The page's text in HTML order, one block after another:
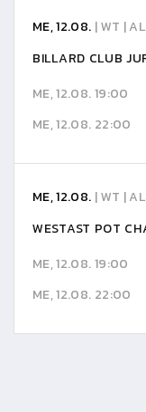
ME, 12.08. | WT |
BILLARD CLUB
ME, 12.08. 19:00
ME, 12.08. 22:00
ME, 12.08. | WT |
WESTAST POT
ME, 12.08. 19:00
ME, 12.08. 22:00